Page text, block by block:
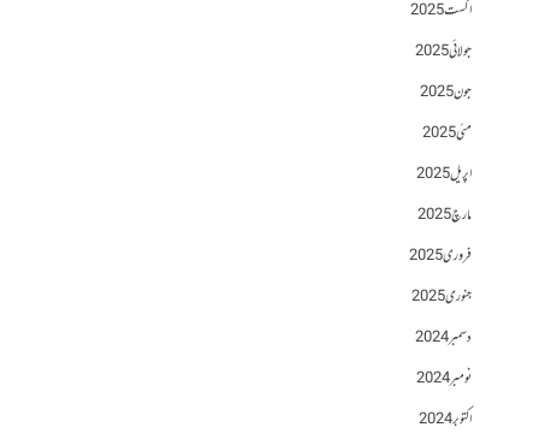
اگست 2025
جولائی 2025
جون 2025
مئی 2025
اپریل 2025
مارچ 2025
فروری 2025
جنوری 2025
دسمبر 2024
نومبر 2024
اکتوبر 2024